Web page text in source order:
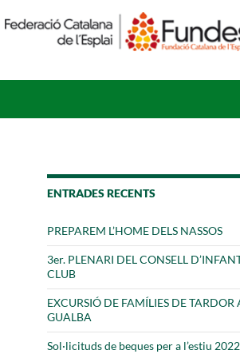
ENTRADES RECENTS
PREPAREM L’HOME DELS NASSOS
3er. PLENARI DEL CONSELL
CLUB
EXCURSIÓ DE FAMÍLIES DE TARDOR
GUALBA
Sol·licituds de beques per a l’estiu 2022
SUPORT TERCER
Fes voluntariat